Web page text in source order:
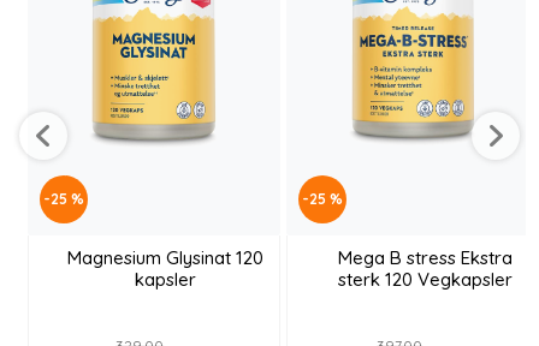
-25 %
Magnesium Glysinat 120
kapsler
-25 %
Mega B stress Ekstra
sterk 120 Vegkapsler